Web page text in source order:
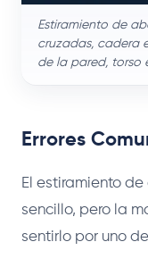
Estiramiento de
cruzadas, cadera
de la pared, torso
Errores
El estiramiento
sencillo, pero la
sentirlo por uno